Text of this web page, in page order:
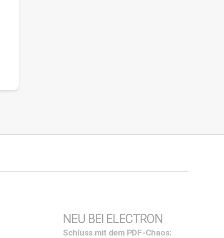
NEU BEI ELECTRON
Schluss mit dem PDF-Chaos: